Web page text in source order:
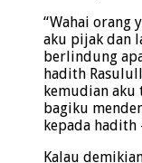
“Wahai orang
aku pijak dan
berlindung
hadith
kemudian aku
bagiku
kepada hadith
Kalau